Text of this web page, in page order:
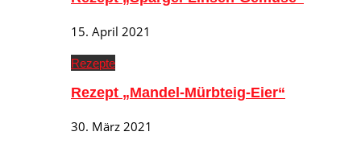
15. April 2021
Rezepte
Rezept „Mandel-Mürbteig-Eier“
30. März 2021